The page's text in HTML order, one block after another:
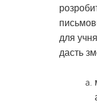
для
дасть